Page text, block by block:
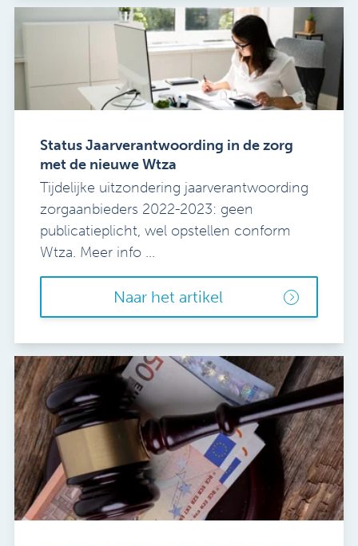
Status Jaarverantwoording in de zorg
met de nieuwe Wtza
Tijdelijke uitzondering jaarverantwoording
zorgaanbieders 2022-2023: geen
publicatieplicht, wel opstellen conform
Wtza. Meer info ...
Naar het artikel